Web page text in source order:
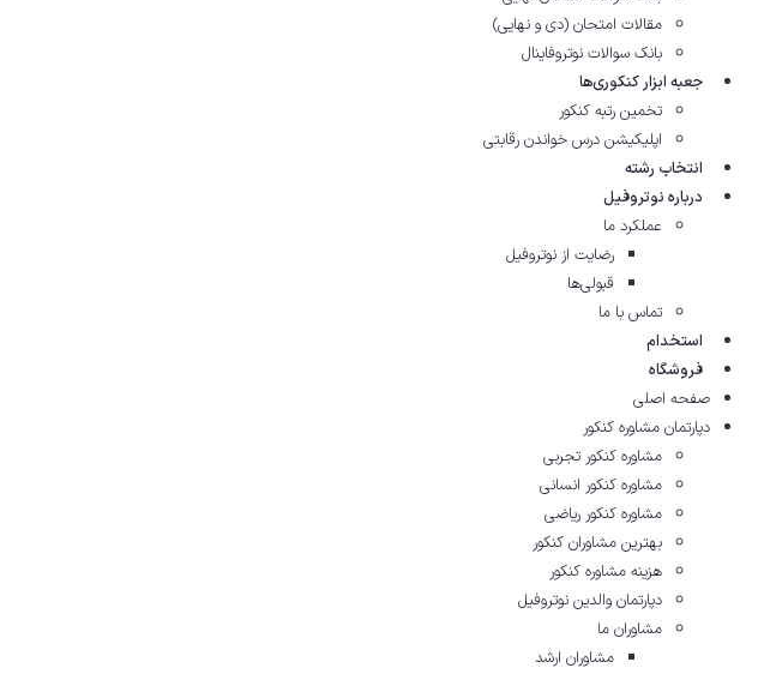
مقالات امتحان (دی و نهایی)
بانک سوالات نوتروفاینال
جعبه ابزار کنکوری‌ها
تخمین رتبه کنکور
اپلیکیشن درس خواندن رقابتی
انتخاب رشته
درباره نوتروفیل
عملکرد ما
رضایت از نوتروفیل
قبولی‌ها
تماس با ما
استخدام
فروشگاه
صفحه اصلی
دپارتمان مشاوره کنکور
مشاوره کنکور تجربی
مشاوره کنکور انسانی
مشاوره کنکور ریاضی
بهترین مشاوران کنکور
هزینه مشاوره کنکور
دپارتمان والدین نوتروفیل
مشاوران ما
مشاوران ارشد